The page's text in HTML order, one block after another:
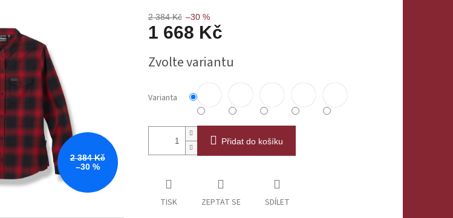
2 384 Kč
–30 %
2 384 Kč –30 %
1 668 Kč
cena:
Zvolte variantu
Varianta
Přidat do košíku
TISK ZEPTAT SE SDÍLET